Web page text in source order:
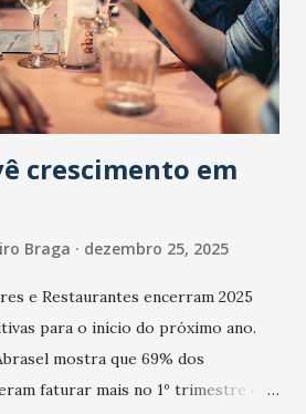
crescimento em
Braga dezembro 25, 2025
e Restaurantes encerram 2025
para o início do próximo ano.
mostra que 69% dos
faturar mais no 1º trimestre de